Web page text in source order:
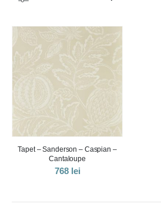
Tapet – Sanderson – Caspian –
Cantaloupe
768 lei